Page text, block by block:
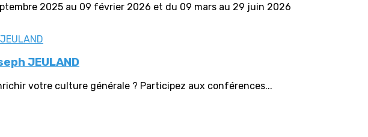
2025 au 09 février 2026 et du 09 mars au 29 juin 2026
JEULAND
votre culture générale ? Participez aux conférences...